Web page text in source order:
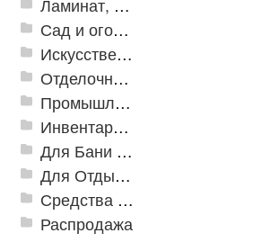
Ламинат, Кварцвиниловая плитка SPC
Сад и огород
Искусственная трава
Отделочные профили
Промышленный текстиль
Инвентарь для клининга
Для Бани и Сауны
Для Отдыха и Пикника
Средства от насекомых и садовых вредителей
Распродажа